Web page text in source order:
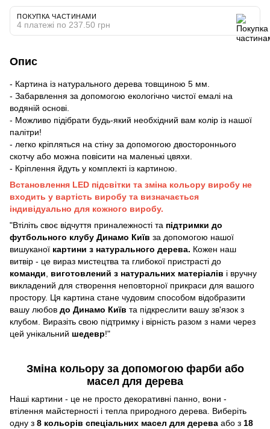
ПОКУПКА ЧАСТИНАМИ
4 платежі по 237.50 грн
Опис
- Картина із натурального дерева товщиною 5 мм.
- Забарвлення за допомогою екологічно чистої емалі на
водяній основі.
- Можливо підібрати будь-який необхідний вам колір із нашої
палітри!
- легко кріпляться на стіну за допомогою двостороннього
скотчу або можна повісити на маленькі цвяхи.
- Кріплення йдуть у комплекті із картиною.
Встановлення LED підсвітки та зміна кольору виробу не
входить у вартість виробу та визначається
індивідуально для кожного виробу.
"Втіліть своє відчуття приналежності та підтримки до
футбольного клубу Динамо Київ за допомогою нашої
вишуканої картини з натурального дерева. Кожен наш
витвір - це вираз мистецтва та глибокої пристрасті до
команди
виготовлений з натуральних матеріалів і вручну
викладений для створення неповторної прикраси для вашого
простору. Ця картина стане чудовим способом відобразити
вашу любов до Динамо Київ та підкреслити вашу зв'язок з
клубом. Виразіть свою підтримку і вірність разом з нами через
цей унікальний шедевр!"
Зміна кольору за допомогою фарби або
масел для дерева
Наші картини - це не просто декоративні панно, вони -
втілення майстерності і тепла природного дерева. Виберіть
одну з 8 кольорів спеціальних масел для дерева або з 18